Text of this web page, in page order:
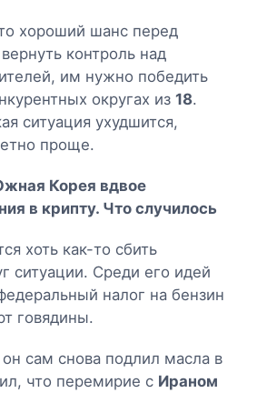
хороший шанс перед
контроль над
им нужно победить
округах из 18.
ситуация ухудшится,
проще.
Корея вдвое
в крипту. Что случилось
хоть как-то сбить
ситуации. Среди его идей
налог на бензин
говядины.
сам снова подлил масла в
что перемирие с Ираном